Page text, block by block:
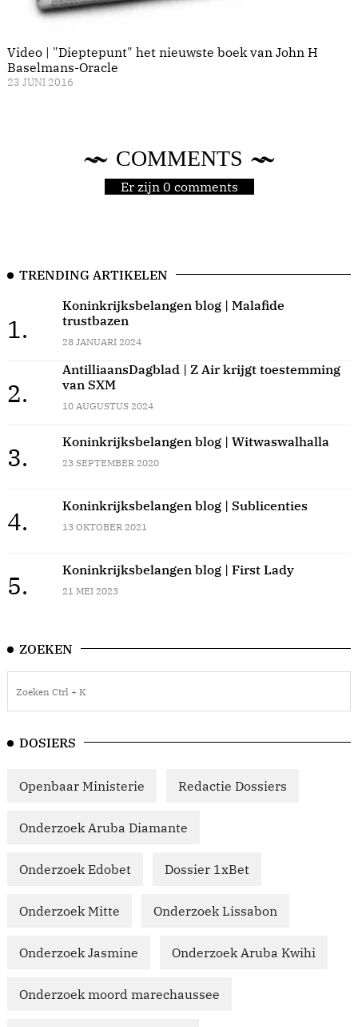
Video | "Dieptepunt" het nieuwste boek van John H
Baselmans-Oracle
23 JUNI 2016
COMMENTS
Er zijn 0 comments
TRENDING ARTIKELEN
1.
Koninkrijksbelangen blog | Malafide
trustbazen
28 JANUARI 2024
2.
AntilliaansDagblad | Z Air krijgt toestemming
van SXM
10 AUGUSTUS 2024
3.
Koninkrijksbelangen blog | Witwaswalhalla
23 SEPTEMBER 2020
4.
Koninkrijksbelangen blog | Sublicenties
13 OKTOBER 2021
5.
Koninkrijksbelangen blog | First Lady
21 MEI 2023
ZOEKEN
DOSIERS
Openbaar Ministerie Redactie Dossiers
Onderzoek Aruba Diamante
Onderzoek Edobet Dossier 1xBet
Onderzoek Mitte Onderzoek Lissabon
Onderzoek Jasmine Onderzoek Aruba Kwihi
Onderzoek moord marechaussee